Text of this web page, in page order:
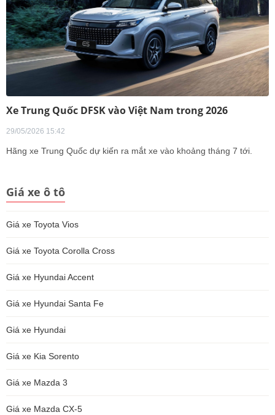
Xe Trung Quốc DFSK vào Việt Nam trong 2026
29/05/2026 15:42
Hãng xe Trung Quốc dự kiến ra mắt xe vào khoảng tháng 7 tới.
Giá xe ô tô
Giá xe Toyota Vios
Giá xe Toyota Corolla Cross
Giá xe Hyundai Accent
Giá xe Hyundai Santa Fe
Giá xe Hyundai
Giá xe Kia Sorento
Giá xe Mazda 3
Giá xe Mazda CX-5